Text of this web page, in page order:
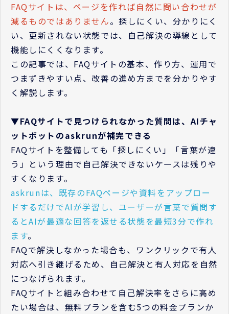
FAQサイトは、ページを作れば自然に問い合わせが
減るものではありません。探しにくい、分かりにく
い、更新されない状態では、自己解決の導線として
機能しにくくなります。
この記事では、FAQサイトの基本、作り方、運用で
つまずきやすい点、改善の進め方までを分かりやす
く解説します。
▼FAQサイトで見つけられなかった質問は、AIチャ
ットボットのaskrunが補完できる
FAQサイトを整備しても「探しにくい」「言葉が違
う」という理由で自己解決できないケースは残りや
すくなります。
askrunは、既存のFAQページや資料をアップロー
ドするだけでAIが学習し、ユーザーが言葉で質問す
るとAIが最適な回答を返せる状態を最短3分で作れ
ます。
FAQで解決しなかった場合も、ワンクリックで有人
対応へ引き継げるため、自己解決と有人対応を自然
につなげられます。
FAQサイトと組み合わせて自己解決率をさらに高め
たい場合は、無料プランを含む5つの料金プランか